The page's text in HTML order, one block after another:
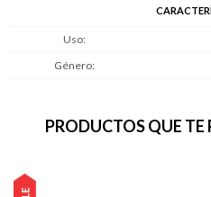
Uso
Género
PRODUCTOS QUE TE